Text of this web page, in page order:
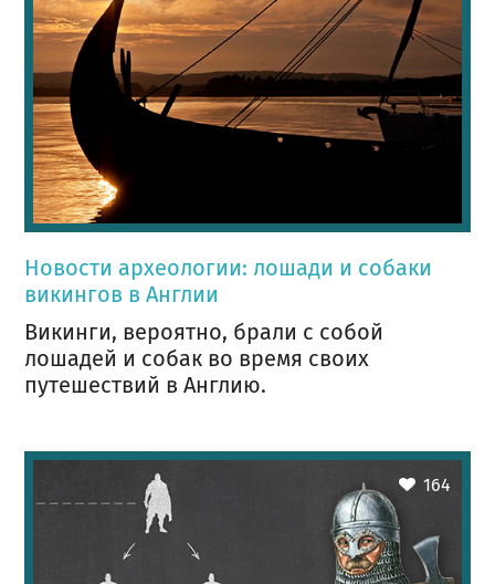
Новости археологии: лошади и собаки
викингов в Англии
Викинги, вероятно, брали с собой
лошадей и собак во время своих
путешествий в Англию.
164